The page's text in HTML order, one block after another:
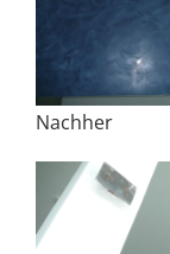
Nachher